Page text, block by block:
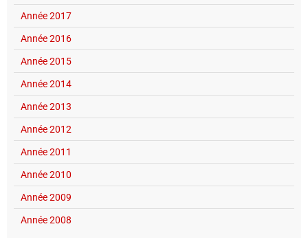
Année 2017
Année 2016
Année 2015
Année 2014
Année 2013
Année 2012
Année 2011
Année 2010
Année 2009
Année 2008